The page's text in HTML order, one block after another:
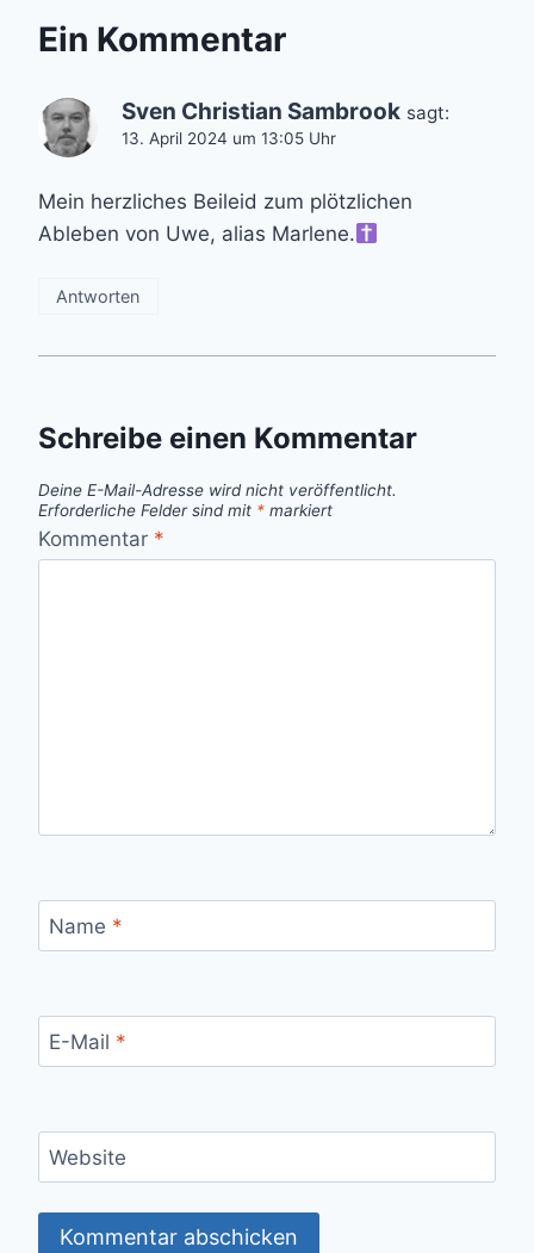
Ein Kommentar
Sven Christian Sambrook sagt:
13. April 2024 um 13:05 Uhr
Mein herzliches Beileid zum plötzlichen
Ableben von Uwe, alias Marlene.
Antworten
Schreibe einen Kommentar
Deine E-Mail-Adresse wird nicht veröffentlicht.
Erforderliche Felder sind mit * markiert
Kommentar *
Name *
E-Mail *
Website